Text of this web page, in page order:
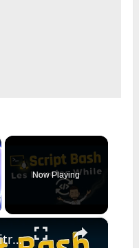
Now Playing
×
Script Bash - Maitrisez les boucles While